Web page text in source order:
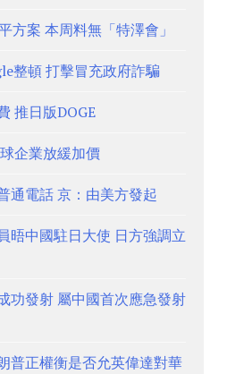
方案 本周料無「特澤會」
整頓 打擊冒充政府詐騙
推日版DOGE
企業放緩加價
通電話 京：由美方發起
晤中國駐日大使 日方強調立
功發射 屬中國首次應急發射
普正權衡是否允英偉達對華